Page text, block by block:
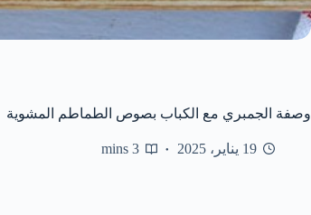
وصفة الجمبري مع الكباب بصوص الطماطم المشوية
19 يناير، 2025 3 mins